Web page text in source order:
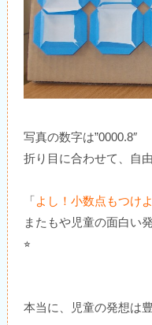
写真の数字は”0000.8″
折り目に合わせて、自
「よし！小数点もつけ
またもや児童の面白い
⭐︎
本当に、児童の発想は